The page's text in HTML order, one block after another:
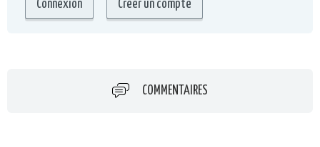
COMMENTAIRES